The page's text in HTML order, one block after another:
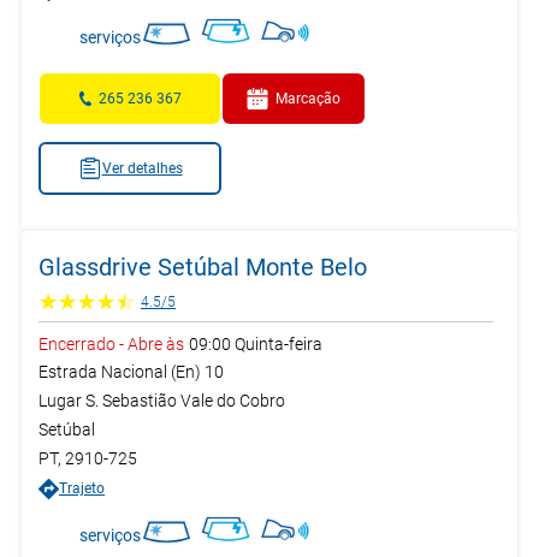
serviços
265 236 367 Marcação
Ver detalhes
Glassdrive Setúbal Monte Belo
4.5/5
Encerrado-Abre às 09:00 Quinta-feira
Estrada Nacional (En) 10
Lugar S. Sebastião Vale do Cobro
Setúbal
PT, 2910-725
Trajeto
serviços